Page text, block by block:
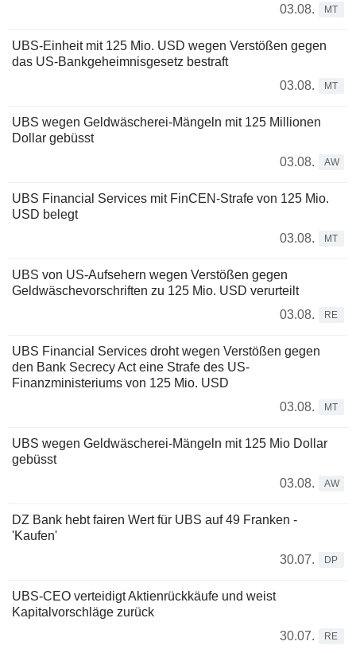
03.08.
MT
UBS-Einheit mit 125 Mio. USD wegen Verstößen gegen
das US-Bankgeheimnisgesetz bestraft
03.08.
MT
UBS wegen Geldwäscherei-Mängeln mit 125 Millionen
Dollar gebüsst
03.08.
AW
UBS Financial Services mit FinCEN-Strafe von 125 Mio.
USD belegt
03.08.
MT
UBS von US-Aufsehern wegen Verstößen gegen
Geldwäschevorschriften zu 125 Mio. USD verurteilt
03.08.
RE
UBS Financial Services droht wegen Verstößen gegen
den Bank Secrecy Act eine Strafe des US-
Finanzministeriums von 125 Mio. USD
03.08.
MT
UBS wegen Geldwäscherei-Mängeln mit 125 Mio Dollar
gebüsst
03.08.
AW
DZ Bank hebt fairen Wert für UBS auf 49 Franken -
'Kaufen'
30.07.
DP
UBS-CEO verteidigt Aktienrückkäufe und weist
Kapitalvorschläge zurück
30.07.
RE